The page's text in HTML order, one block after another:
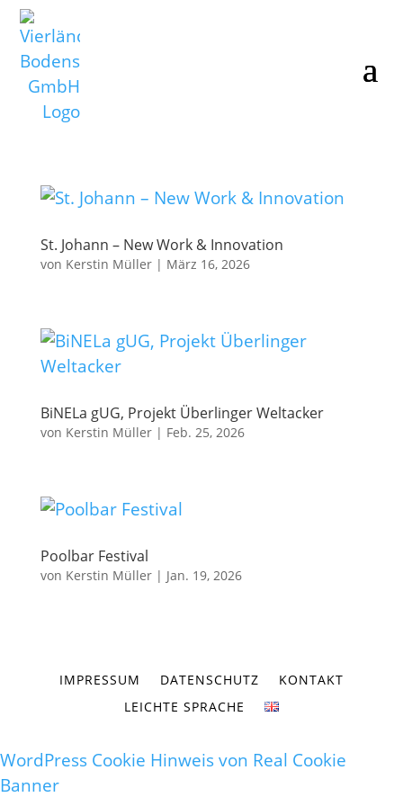
St. Johann – New Work & Innovation
von Kerstin Müller| März 16, 2026
BiNELa gUG, Projekt Überlinger Weltacker
von Kerstin Müller| Feb. 25, 2026
Poolbar Festival
von Kerstin Müller| Jan. 19, 2026
IMPRESSUM DATENSCHUTZ
KONTAKT
LEICHTE SPRACHE
WordPress Cookie Hinweis von Real Cookie
Banner